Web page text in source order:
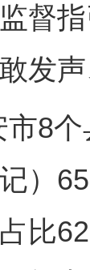
督
发
个
记）
比